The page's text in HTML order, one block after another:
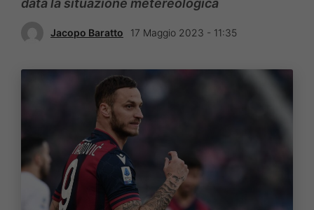
data la situazione metereologica
Jacopo Baratto 17 Maggio 2023 - 11:35